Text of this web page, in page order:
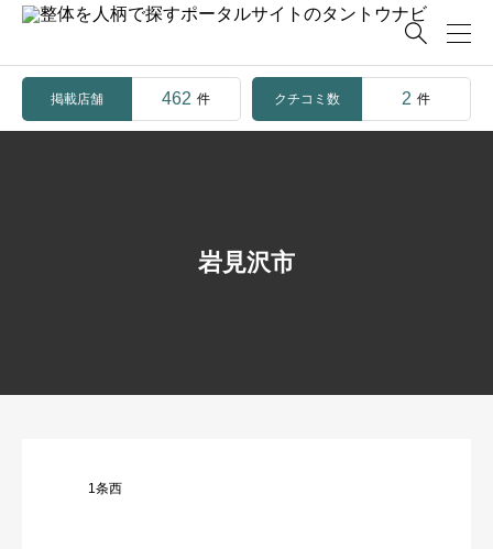

掲載店舗 462 件 クチコミ数 2 件
岩見沢市
1条西